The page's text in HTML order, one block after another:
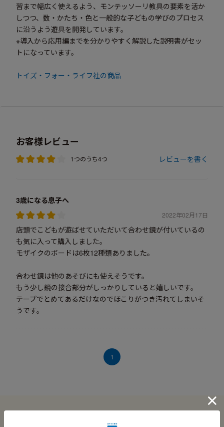
習まで幅広く使えるよう、モンテッソーリ教具の要素を活か
しつつ、数・かたち・色と一般的な子どもの学びのプロセス
に沿うよう遊具を開発しています。
※導入から応用編までを分かりやすく解説した説明書がセッ
トになっています。
トイズ・フォー・ライフ社の商品
お客様レビュー
1つのうち4つ レビューを書く
3歳になる息子へ
2022年02月17日
店頭でこどもが遊ばせていただいて合わせ鏡が付いているの
も気に入って購入しました。
モザイクのボードは6枚12種類ありました。
合わせ鏡は他のあそびにも使えそうです。
もう少し鏡の接合部分がしっかりしていると嬉しいです。
テープでとめてあるだけなのでほこりがつき汚れてしまいそ
うです。
1